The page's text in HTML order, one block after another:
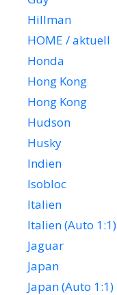
Hillman
HOME / aktuell
Honda
Hong Kong
Hong Kong
Hudson
Husky
Indien
Isobloc
Italien
Italien (Auto 1:1)
Jaguar
Japan
Japan (Auto 1:1)